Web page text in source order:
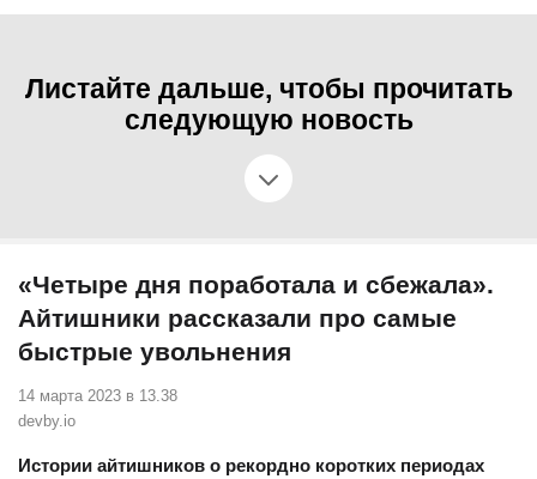
Листайте дальше, чтобы прочитать
следующую новость